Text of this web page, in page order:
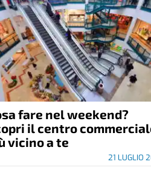
fare nel weekend?
il centro
vicino a te
21 LUGLIO